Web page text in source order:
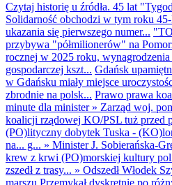
Czytaj historię u źródła. 45 lat
Solidarność obchodzi w tym roku
ukazania się pierwszego numer...
przybywa "półmilionerów" na
rocznej w 2025 roku,
gospodarczej kszt... Gdańsk
w Gdańsku miały miejsce
zbrodnie na polsk... Prawo prawa
minute dla minister» Zarząd woj.
koalicji rządowej KO/PSL tuż przed
(PO)lityczny dobytek Tuska -
na... g... » Minister J. Sobierańska-
krew z krwi (PO)morskiej kultury
zszedł z trasy... » Odszedł Włodek
marszu.Przemykał dyskretnie po